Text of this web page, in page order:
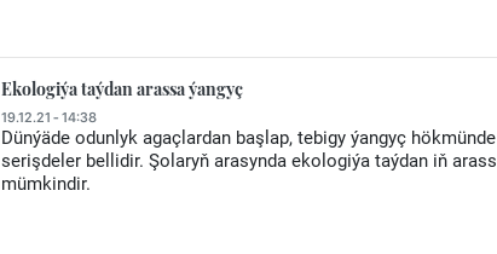
Ekologiýa taýdan arassa ýangyç
19.12.21 - 14:38
Dünýäde odunlyk agaçlardan başlap, tebigy ýangyç
serişdeler bellidir. Şolaryň arasynda ekologiýa taýdan iň
mümkindir.